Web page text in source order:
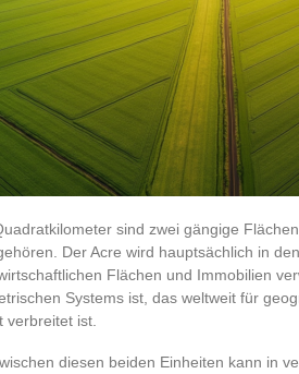
sind zwei gängige
Der Acre wird hauptsächlich in
Flächen und Immobilien
Systems ist, das weltweit für
verbreitet ist.
diesen beiden Einheiten kann in